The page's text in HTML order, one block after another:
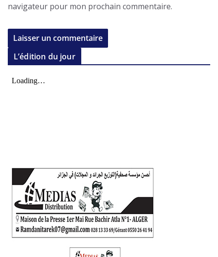
navigateur pour mon prochain commentaire.
L’édition du jour